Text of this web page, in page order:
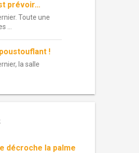
prévoir…
Toute une
…
!
la salle
décroche la palme